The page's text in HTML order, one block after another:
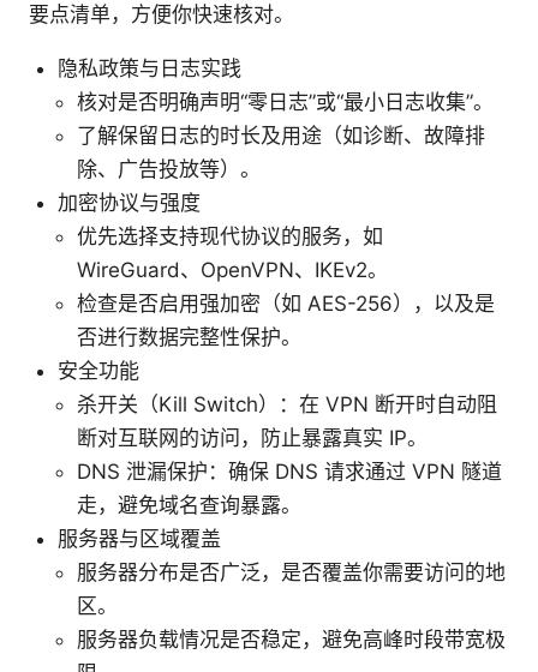
要点清单，方便你快速核对。
隐私政策与日志实践
核对是否明确声明“零日志”或“最小日志收集”。
了解保留日志的时长及用途（如诊断、故障排
除、广告投放等）。
加密协议与强度
优先选择支持现代协议的服务，如
WireGuard、OpenVPN、IKEv2。
检查是否启用强加密（如 AES-256），以及是
否进行数据完整性保护。
安全功能
杀开关（Kill Switch）：在 VPN 断开时自动阻
断对互联网的访问，防止暴露真实 IP。
DNS 泄漏保护：确保 DNS 请求通过 VPN 隧道
走，避免域名查询暴露。
服务器与区域覆盖
服务器分布是否广泛，是否覆盖你需要访问的地
区。
服务器负载情况是否稳定，避免高峰时段带宽极